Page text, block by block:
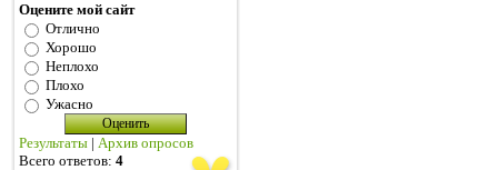
Оцените мой сайт
Отлично
Хорошо
Неплохо
Плохо
Ужасно
Результаты | Архив опросов
Всего ответов: 4